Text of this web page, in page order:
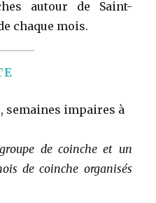
autour de Saint-
chaque mois.
semaines impaires à
de coinche et un
de coinche organisés